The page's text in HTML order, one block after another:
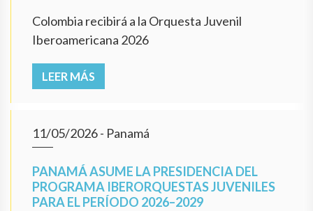
Colombia recibirá a la Orquesta Juvenil
Iberoamericana 2026
LEER MÁS
11/05/2026- Panamá
PANAMÁ ASUME LA PRESIDENCIA DEL
PROGRAMA IBERORQUESTAS JUVENILES
PARA EL PERÍODO 2026–2029